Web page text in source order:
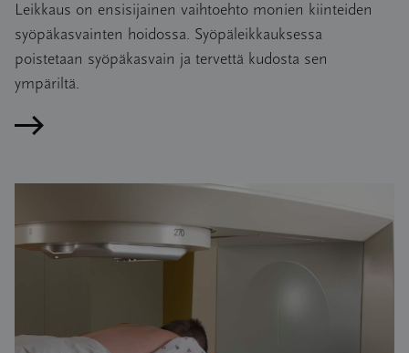
Leikkaus on ensisijainen vaihtoehto monien kiinteiden
syöpäkasvainten hoidossa. Syöpäleikkauksessa
poistetaan syöpäkasvain ja tervettä kudosta sen
ympäriltä.
Lue artikkeli